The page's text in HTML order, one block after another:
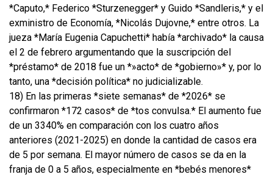
*Caputo,* Federico *Sturzenegger* y Guido *Sandleris,* y el
exministro de Economía, *Nicolás Dujovne,* entre otros. La
jueza *María Eugenia Capuchetti* había *archivado* la causa
el 2 de febrero argumentando que la suscripción del
*préstamo* de 2018 fue un *»acto* de *gobierno»* y, por lo
tanto, una *decisión política* no judicializable.
18) En las primeras *siete semanas* de *2026* se
confirmaron *172 casos* de *tos convulsa.* El aumento fue
de un 3340% en comparación con los cuatro años
anteriores (2021-2025) en donde la cantidad de casos era
de 5 por semana. El mayor número de casos se da en la
franja de 0 a 5 años, especialmente en *bebés menores*